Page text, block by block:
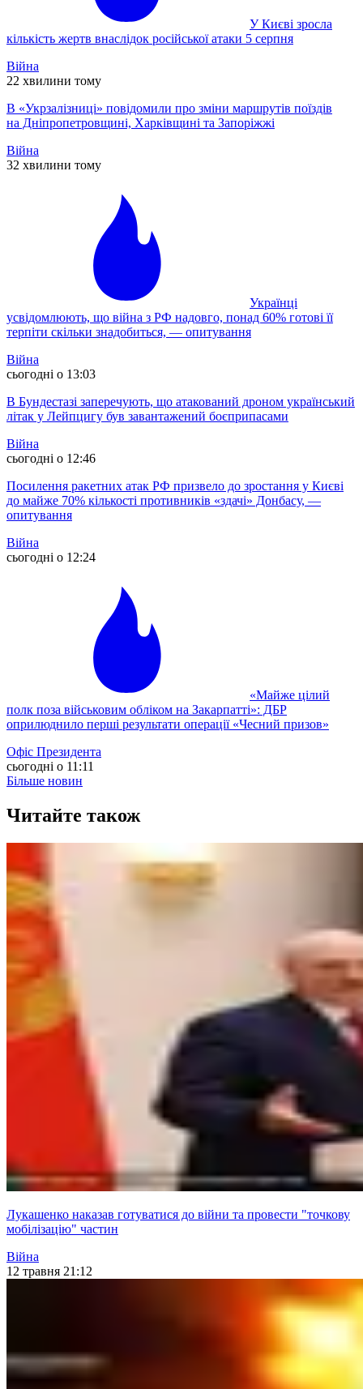
У Києві зросла
кількість жертв внаслідок російської атаки 5 серпня
Війна
22 хвилини тому
В «Укрзалізниці» повідомили про зміни маршрутів поїздів
на Дніпропетровщині, Харківщині та Запоріжжі
Війна
32 хвилини тому
Українці
усвідомлюють, що війна з РФ надовго, понад 60% готові її
терпіти скільки знадобиться, — опитування
Війна
сьогодні о 13:03
В Бундестазі заперечують, що атакований дроном український
літак у Лейпцигу був завантажений боєприпасами
Війна
сьогодні о 12:46
Посилення ракетних атак РФ призвело до зростання у Києві
до майже 70% кількості противників «здачі» Донбасу, —
опитування
Війна
сьогодні о 12:24
«Майже цілий
полк поза військовим обліком на Закарпатті»: ДБР
оприлюднило перші результати операції «Чесний призов»
Офіс Президента
сьогодні о 11:11
Більше новин
Читайте також
Лукашенко наказав готуватися до війни та провести "точкову
мобілізацію" частин
Війна
12 травня 21:12